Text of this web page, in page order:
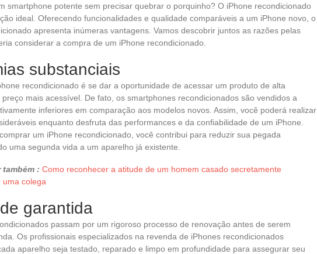
smartphone potente sem precisar quebrar o porquinho? O iPhone recondicionado
ideal. Oferecendo funcionalidades e qualidade comparáveis a um iPhone novo, o
apresenta inúmeras vantagens. Vamos descobrir juntos as razões pelas
considerar a compra de um iPhone recondicionado.
substanciais
recondicionado é se dar a oportunidade de acessar um produto de alta
mais acessível. De fato, os smartphones recondicionados são vendidos a
inferiores em comparação aos modelos novos. Assim, você poderá realizar
enquanto desfruta das performances e da confiabilidade de um iPhone.
um iPhone recondicionado, você contribui para reduzir sua pegada
uma segunda vida a um aparelho já existente.
também : Como reconhecer a atitude de um homem casado secretamente
uma colega
garantida
passam por um rigoroso processo de renovação antes de serem
Os profissionais especializados na revenda de iPhones recondicionados
aparelho seja testado, reparado e limpo em profundidade para assegurar seu